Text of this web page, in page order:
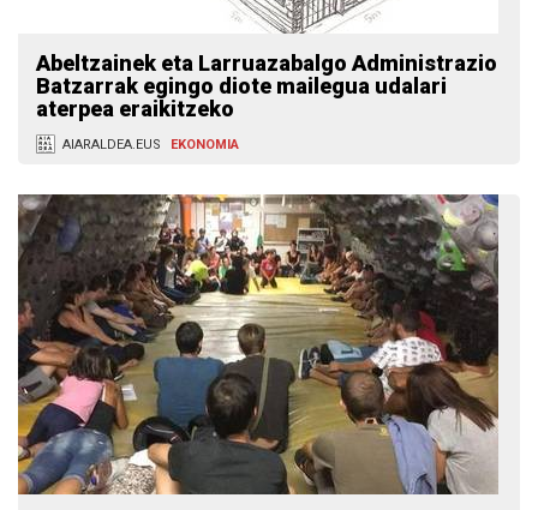
Abeltzainek eta Larruazabalgo Administrazio
Batzarrak egingo diote mailegua udalari
aterpea eraikitzeko
AIARALDEA.EUS EKONOMIA